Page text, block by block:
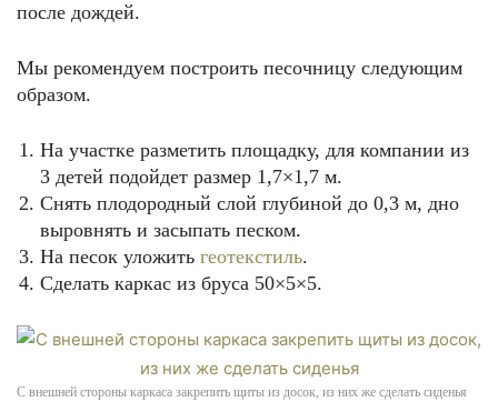
после дождей.
Мы рекомендуем построить песочницу следующим
образом.
На участке разметить площадку, для компании из
3 детей подойдет размер 1,7×1,7 м.
Снять плодородный слой глубиной до 0,3 м, дно
выровнять и засыпать песком.
На песок уложить геотекстиль.
Сделать каркас из бруса 50×5×5.
С внешней стороны каркаса закрепить щиты из досок, из них же сделать сиденья